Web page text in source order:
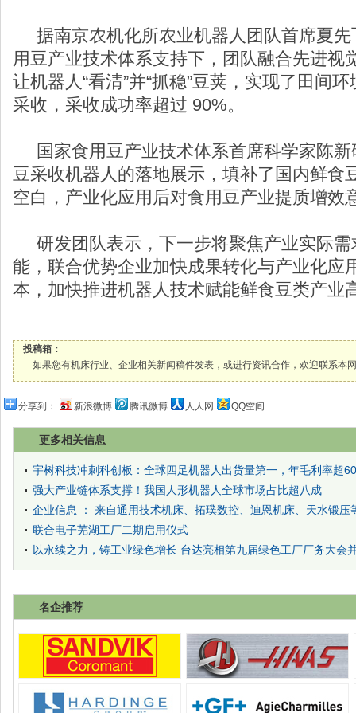
据南京农机化所农业机器人团队首席夏先
用豆产业技术体系支持下，团队融合先进视
让机器人“看清”并“抓稳”豆荚，实现了田间
采收，采收成功率超过 90%。
国家食用豆产业技术体系首席科学家陈新
豆采收机器人的落地展示，填补了国内鲜食
空白，产业化应用后对食用豆产业提质增效
研发团队表示，下一步将聚焦产业实际需
能，联合优势企业加快成果转化与产业化应
本，加快推进机器人技术赋能鲜食豆类产业
投稿箱：
如果您有机床行业、企业相关新闻稿件发表，或进行资讯合作，欢迎联系本
分享到： 新浪微博 腾讯微博 人人网 QQ空间
更多相关信息
宇树科技冲刺科创板：全球四足机器人出货量第一，年毛利率超
强大产业链体系支撑！我国人形机器人全球市场占比超八成
企业信息 ： 来自通用技术机床、拓璞数控、迪恩机床、天水锻压
联合电子芜湖工厂二期启用仪式
以永续之力，铸工业绿色增长 台达亮相第九届绿色工厂厂务大会
名企推荐